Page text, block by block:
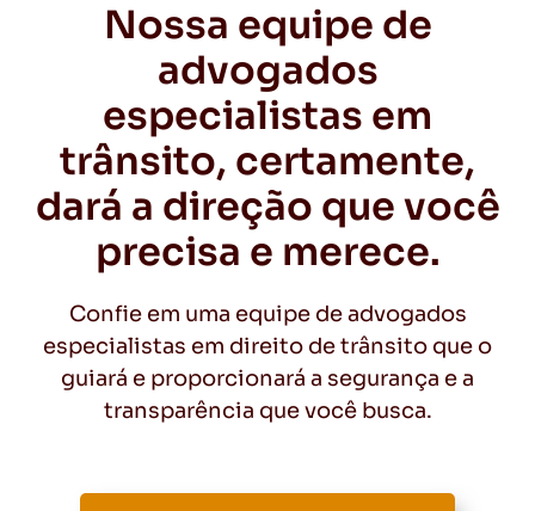
Nossa equipe de
advogados
especialistas em
trânsito, certamente,
dará a direção que você
precisa e merece.
Confie em uma equipe de advogados
especialistas em direito de trânsito que o
guiará e proporcionará a segurança e a
transparência que você busca.